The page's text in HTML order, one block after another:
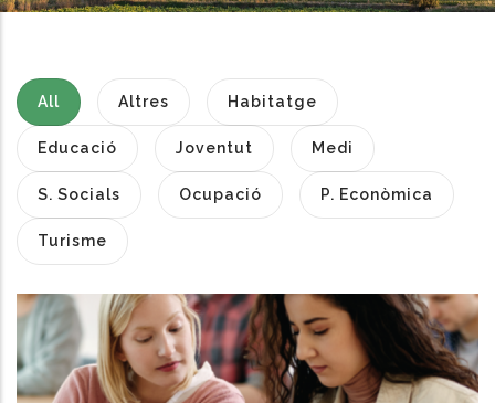
All Altres Habitatge
Educació Joventut Medi
S. Socials Ocupació P. Econòmica
Turisme
Les Inscripcions Als Cursos De